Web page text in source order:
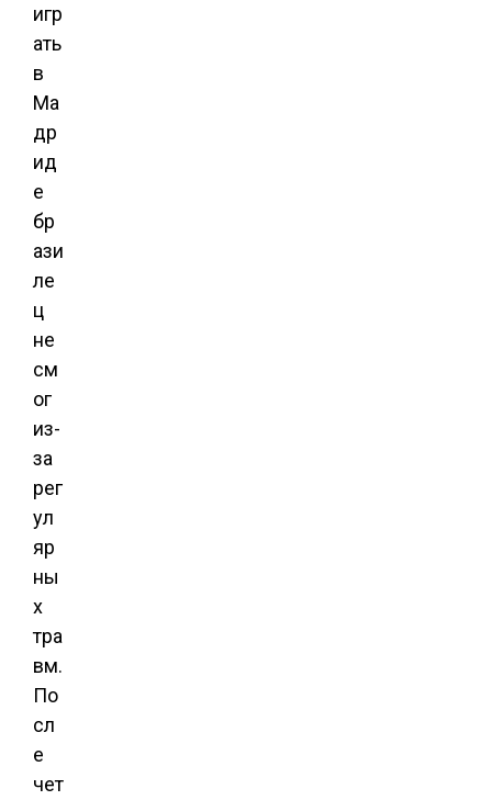
игр
ать
в
Ма
др
ид
е
бр
ази
ле
ц
не
см
ог
из-
за
рег
ул
яр
ны
х
тра
вм.
По
сл
е
чет